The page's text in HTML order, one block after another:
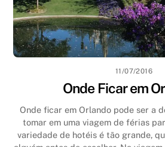
11/07/2016
Onde Ficar em
Onde ficar em Orlando pode ser a
tomar em uma viagem de férias
variedade de hotéis é tão grande,